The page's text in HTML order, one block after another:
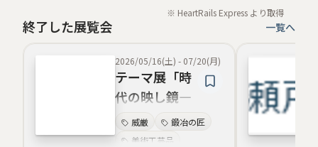
※ HeartRails Express より取得
終了した展覧会 一覧へ
2026/05/16(土) - 07/20(月)
テーマ展「時
代の映し鏡―
室町の備前刀
―」
威厳
鍛冶の匠
美術工芸品